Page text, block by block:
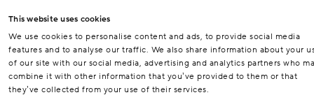
This website uses cookies
We use cookies to personalise content and ads, to provide social media
features and to analyse our traffic. We also share information about your
of our site with our social media, advertising and analytics partners who
combine it with other information that you’ve provided to them or that
they’ve collected from your use of their services.